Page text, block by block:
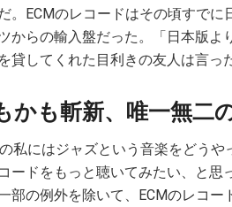
。ECMのレコードはその頃すで
からの輸入盤だった。「日本版
貸してくれた目利きの友人は言っ
かも斬新、唯一無二
私にはジャズという音楽をどう
ードをもっと聴いてみたい、と思
部の例外を除いて、ECMのレコ